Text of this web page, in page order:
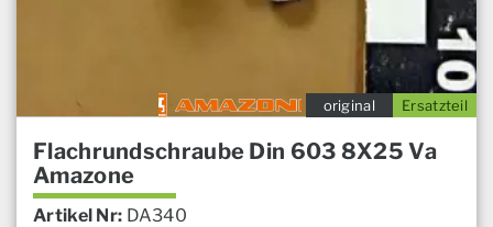
Ersatzteil
original
Flachrundschraube Din 603 8X25 Va
Amazone
Artikel Nr: DA340